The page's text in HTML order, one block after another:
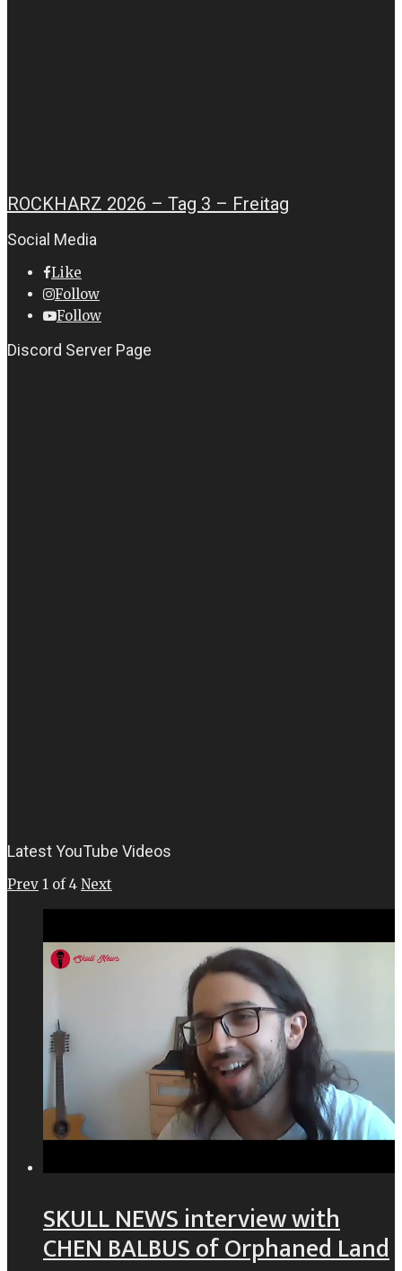
ROCKHARZ 2026 – Tag 3 – Freitag
Social Media
Like
Follow
Follow
Discord Server Page
Latest YouTube Videos
Prev 1 of 4 Next
SKULL NEWS interview with
CHEN BALBUS of Orphaned Land